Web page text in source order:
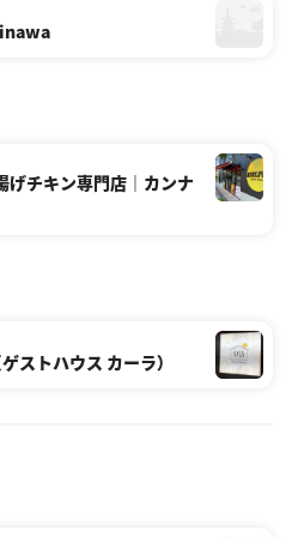
げチキン専門店｜カンナ
ストハウス カーラ）